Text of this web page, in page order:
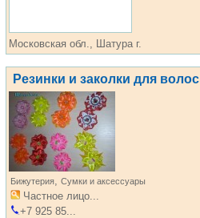
Московская обл., Шатура г.
Резинки и заколки для волос
Бижутерия, Сумки и аксессуары
Частное лицо...
+7 925 85...